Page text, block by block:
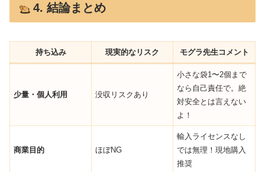
4. 結論まとめ
持ち込み 現実的なリスク モグラ先生コメント
少量・個人利用 没収リスクあり
小さな袋1〜2個まで
なら自己責任で。絶
対安全とは言えない
よ！
商業目的 ほぼNG
輸入ライセンスなし
では無理！現地購入
推奨